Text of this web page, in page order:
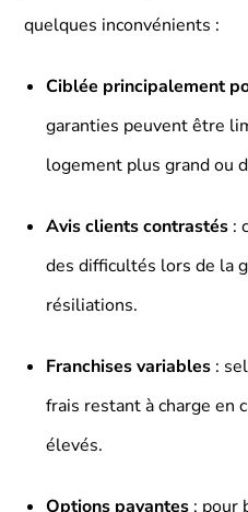
quelques inconvénients :
Ciblée principalement
garanties peuvent être
logement plus grand ou
Avis clients contrastés :
des difficultés lors de la
résiliations.
Franchises variables :
frais restant à charge en
élevés.
Options payantes : pour